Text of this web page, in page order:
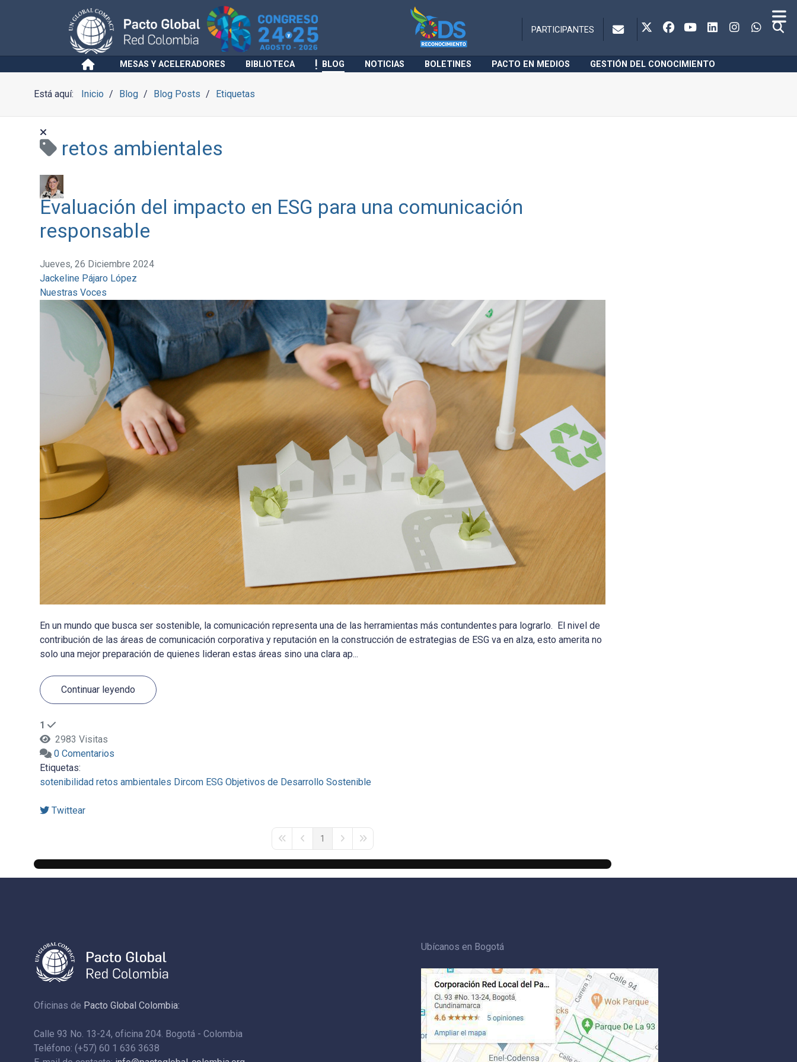
PARTICIPANTES
MESAS Y ACELERADORES BIBLIOTECA BLOG NOTICIAS BOLETINES PACTO EN MEDIOS GESTIÓN DEL CONOCIMIENTO
Está aquí: Inicio Blog Blog Posts Etiquetas
retos ambientales
Evaluación del impacto en ESG para una comunicación
responsable
Jueves, 26 Diciembre 2024
Jackeline Pájaro López
Nuestras Voces
En un mundo que busca ser sostenible, la comunicación representa una de las herramientas más contundentes para lograrlo. El nivel de
contribución de las áreas de comunicación corporativa y reputación en la construcción de estrategias de ESG va en alza, esto amerita no
solo una mejor preparación de quienes lideran estas áreas sino una clara ap...
Continuar leyendo
1
2983 Visitas
0 Comentarios
Etiquetas:
sotenibilidad retos ambientales Dircom ESG Objetivos de Desarrollo Sostenible
Twittear
First PagePrevious Page
1
Next PageLast Page
Oficinas de Pacto Global Colombia:
Calle 93 No. 13-24, oficina 204. Bogotá - Colombia
Teléfono: (+57) 60 1 636 3638
Ubícanos en Bogotá